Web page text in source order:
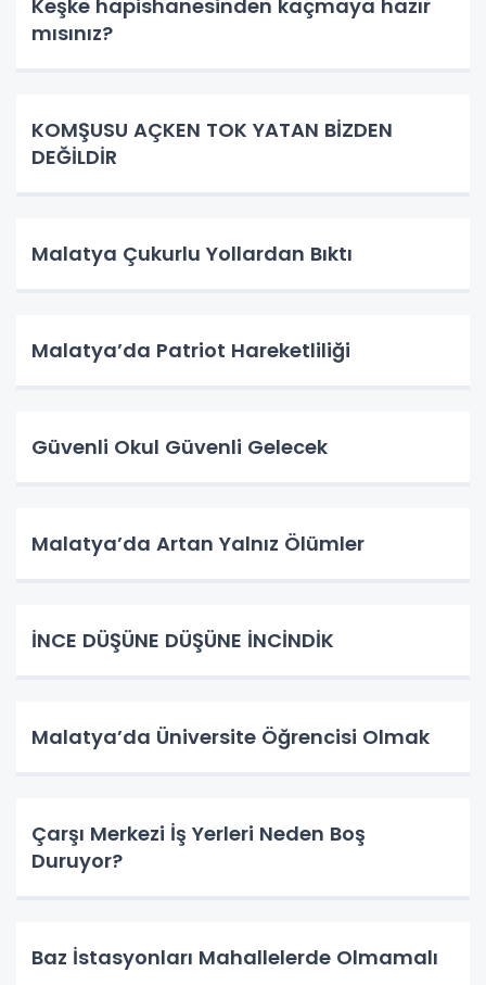
Keşke hapishanesinden kaçmaya hazır
mısınız?
KOMŞUSU AÇKEN TOK YATAN BİZDEN
DEĞİLDİR
Malatya Çukurlu Yollardan Bıktı
Malatya’da Patriot Hareketliliği
Güvenli Okul Güvenli Gelecek
Malatya’da Artan Yalnız Ölümler
İNCE DÜŞÜNE DÜŞÜNE İNCİNDİK
Malatya’da Üniversite Öğrencisi Olmak
Çarşı Merkezi İş Yerleri Neden Boş
Duruyor?
Baz İstasyonları Mahallelerde Olmamalı